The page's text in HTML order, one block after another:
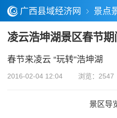
广西县域经济网 景点
凌云浩坤湖景区春节
春节来凌云 “玩转”浩坤湖
2016-02-04 12:04 浏览：2547
景区导